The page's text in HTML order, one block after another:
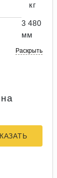
кг
3 480
мм
Раскрыть